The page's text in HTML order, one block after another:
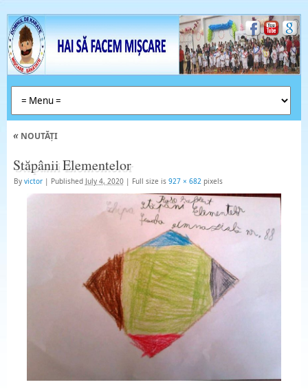
«NOUTĂȚI
Stăpânii Elementelor
By victor | Published July 4, 2020 | Full size is 927 × 682pixels